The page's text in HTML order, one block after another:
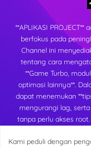
**APLIKASI
berfokus pada
Channel ini
tentang cara
**Game Turbo,
optimasi lainnya**.
dapat menemukan
mengurangi lag,
tanpa perlu akses
dan stabil di
Kami peduli dengan